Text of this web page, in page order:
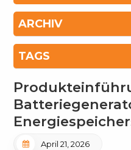
ARCHIV
TAGS
April 21, 2026